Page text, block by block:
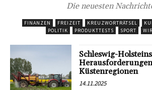
Die neuesten
FINANZEN FREIZEIT KREUZWORTRÄTSEL
POLITIK
PRODUKTTESTS SPORT
Schleswig-
Küstenregionen
14.11.2025